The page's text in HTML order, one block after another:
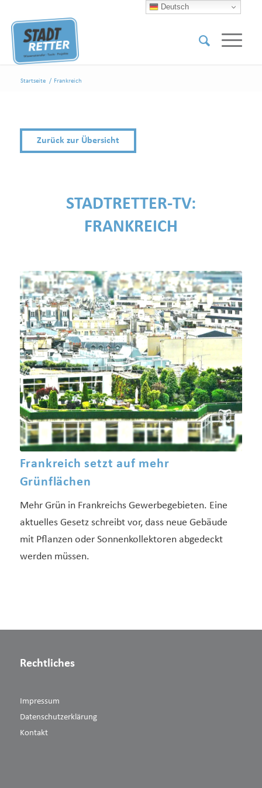
Startseite / Frankreich
Zurück zur Übersicht
STADTRETTER-TV:
FRANKREICH
Frankreich setzt auf mehr
Grünflächen
Mehr Grün in Frankreichs Gewerbegebieten. Eine
aktuelles Gesetz schreibt vor, dass neue Gebäude
mit Pflanzen oder Sonnenkollektoren abgedeckt
werden müssen.
Rechtliches
Impressum
Datenschutzerklärung
Kontakt
Deutsch